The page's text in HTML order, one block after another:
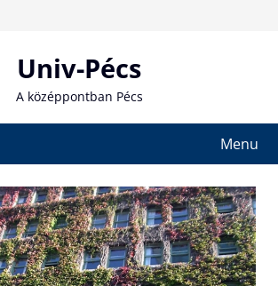
Univ-Pécs
A középpontban Pécs
Menu